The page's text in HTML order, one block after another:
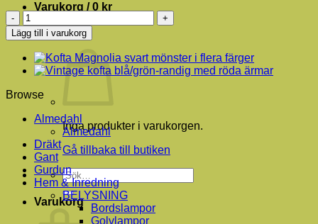
Varukorg /0 kr
Inga produkter i varukorgen.
Gå tillbaka till butiken
Sök
efter:
Varukorg
Vintage
dräkt
Collection
röd
mängd
Lägg till i varukorg
Browse
Almedahl
Almedahl
Dräkt
Gant
Gurdun
Hem & Inredning
BELYSNING
Bordslampor
Golvlampor